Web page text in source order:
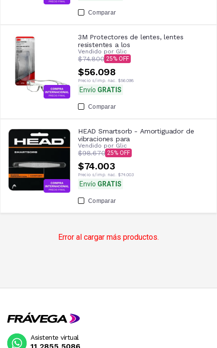
Comparar
3M Protectores de lentes, lentes
resistentes a los
Vendido por Glic
$74.800 25
$56.098
Precio s/imp. nac. $56.098
Envío GRATIS
Comparar
HEAD Smartsorb - Amortiguador de
vibraciones para
Vendido por Glic
$98.670 25
$74.003
Precio s/imp. nac. $74.003
Envío GRATIS
Comparar
Error al cargar más productos.
Asistente virtual